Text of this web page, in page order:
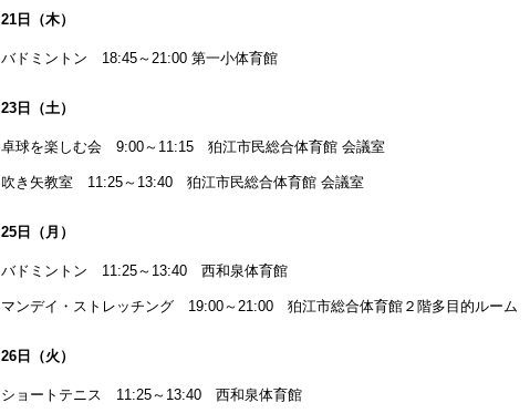
21日（木）
バドミントン 18:45～21:00 第一小体育館
23日（土）
卓球を楽しむ会 9:00～11:15 狛江市民総合体育館 会議室
吹き矢教室 11:25～13:40 狛江市民総合体育館 会議室
25日（月）
バドミントン 11:25～13:40 西和泉体育館
マンデイ・ストレッチング 19:00～21:00 狛江市総合体育館２階多目的ルーム
26日（火）
ショートテニス 11:25～13:40 西和泉体育館